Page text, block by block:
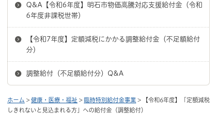
Q&A【令和6年度】明石市物価高騰対応支援給付金（令和
6年度非課税世帯）
【令和7年度】定額減税にかかる調整給付金（不足額給付
分）
調整給付（不足額給付分）Q&A
ホーム > 健康・医療・福祉 > 臨時特別給付金事業 > 【令和6年度】「定額減税
しきれないと見込まれる方」への給付金（調整給付）